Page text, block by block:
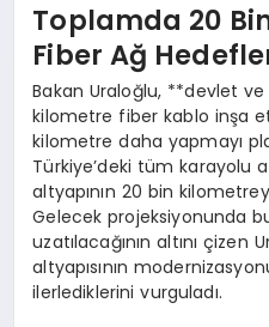
Toplamda 20
Fiber Ağ
Bakan Uraloğlu, **devlet
kilometre fiber kablo inşa
kilometre daha yapmayı
Türkiye’deki tüm karayolu
altyapının 20 bin
Gelecek projeksiyonunda
uzatılacağının altını çizen
altyapısının
ilerlediklerini vurguladı.